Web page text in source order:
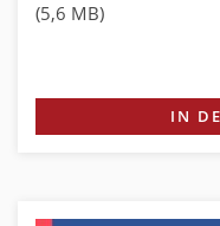
(5,6 MB)
IN